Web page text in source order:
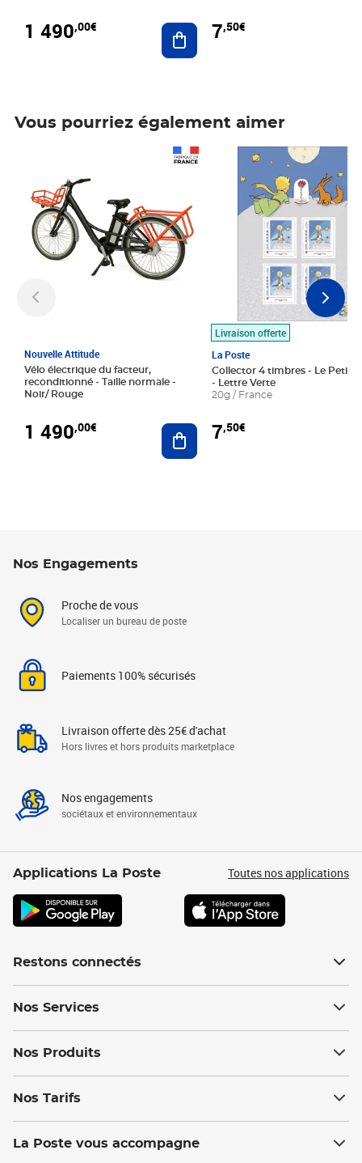
1 490,00€ Ajouter au panier
7,50€
Vous pourriez également aimer
Nouvelle Attitude
Vélo électrique du facteur,
reconditionné - Taille normale -
Noir/ Rouge
1 490,00€ Ajouter au panier
Livraison offerte
La Poste
Collector 4 timbres - Le Petit
- Lettre Verte
20g / France
7,50€
Prix 7,50€
Nos Engagements
Proche de vous
Localiser un bureau de poste
Paiements 100% sécurisés
Livraison offerte dès 25€ d'achat
Hors livres et hors produits marketplace
Nos engagements
sociétaux et environnementaux
Applications La Poste Toutes nos applications
Restons connectés
Nos Services
Nos Produits
Nos Tarifs
La Poste vous accompagne